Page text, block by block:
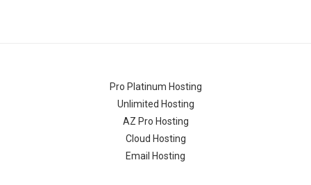
Pro Platinum Hosting
Unlimited Hosting
AZ Pro Hosting
Cloud Hosting
Email Hosting